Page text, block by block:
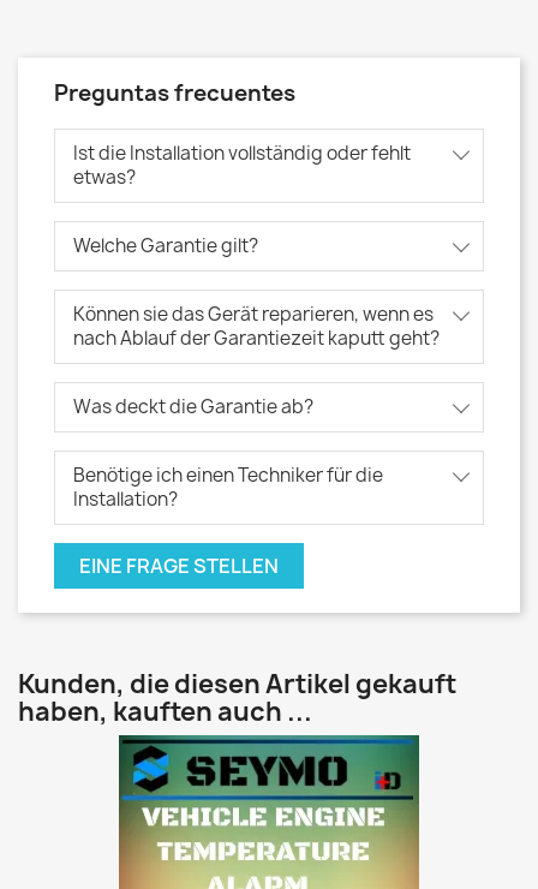
Preguntas frecuentes
Ist die Installation vollständig oder fehlt
etwas?
Welche Garantie gilt?
Können sie das Gerät reparieren, wenn es
nach Ablauf der Garantiezeit kaputt geht?
Was deckt die Garantie ab?
Benötige ich einen Techniker für die
Installation?
EINE FRAGE STELLEN
Kunden, die diesen Artikel gekauft
haben, kauften auch ...